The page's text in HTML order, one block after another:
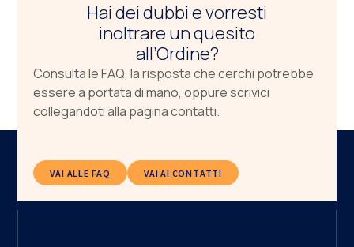
Hai dei dubbi e vorresti
inoltrare un quesito
all’Ordine?
Consulta le FAQ, la risposta che cerchi potrebbe
essere a portata di mano, oppure scrivici
collegandoti alla pagina contatti.
VAI ALLE FAQ VAI AI CONTATTI